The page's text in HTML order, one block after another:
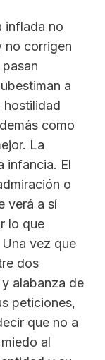
inflada no
no corrigen
a
hostilidad
como
La
infancia. El
o
verá a sí
lo que
vez que
dos
alabanza de
peticiones,
que no a
al